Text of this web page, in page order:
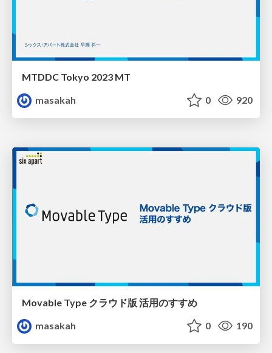
MTDDC Tokyo 2023 MT
masakah
0 920
Movable Type クラウド版 活用のすすめ
masakah
0 190